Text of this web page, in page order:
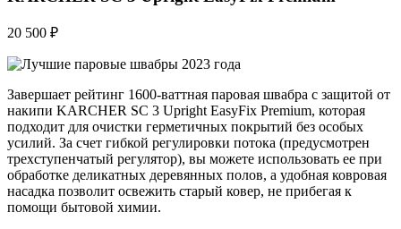
20 500 ₽
Завершает рейтинг 1600-ваттная паровая швабра с защитой от
накипи KARCHER SC 3 Upright EasyFix Premium, которая
подходит для очистки герметичных покрытий без особых
усилий. За счет гибкой регулировки потока (предусмотрен
трехступенчатый регулятор), вы можете использовать ее при
обработке деликатных деревянных полов, а удобная ковровая
насадка позволит освежить старый ковер, не прибегая к
помощи бытовой химии.